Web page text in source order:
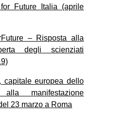
Future Italia (aprile
– Risposta alla
degli scienziati
capitale europea dello
alla manifestazione
23 marzo a Roma